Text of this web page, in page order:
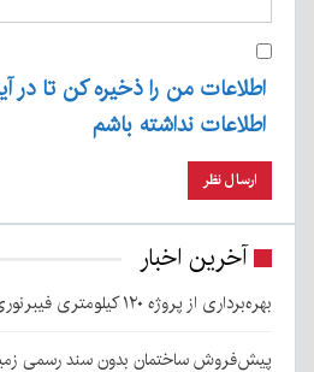
اطلاعات من را ذخیره کن تا در
اطلاعات نداشته باشم
آخرین اخبار
بهره‌برداری از پروژه ۱۲۰ کیلومتری فیبرنوری روستایی در قلعه‌گنج
پیش‌فروش ساختمان بدون سند رسمی